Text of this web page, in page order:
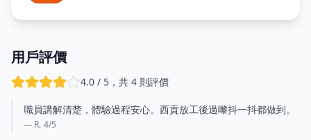
用戶評價
4.0 / 5，共 4 則評價
職員講解清楚，體驗過程安心。西貢放工後過嚟抖一抖都做到。
— R. 4/5